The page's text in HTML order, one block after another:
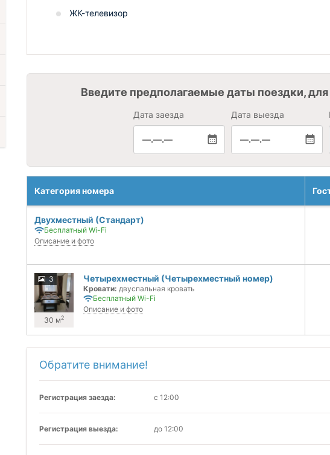
ЖК-телевизор
Введите предполагаемые даты поездки,
Дата заезда
—.—.—
Дата выезда
—.—.—
Категория номера
Двухместный (Стандарт)
Бесплатный Wi-Fi
Описание и фото
3
30 м2
Четырехместный (Четырехместный номер)
Кровати: двуспальная кровать
Бесплатный Wi-Fi
Описание и фото
Обратите внимание!
Регистрация заезда: с 12:00
Регистрация выезда: до 12:00